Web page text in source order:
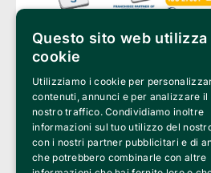
Clappit is a trademark of:
Bemils Srl
a Socio Unico
Via Fosse Ardeatine, 4 -20092 Cinisello
PI 05589050961
Iscr. C.C.I.A.A. Milano R.E.A. 1833471
© 2010-2025 Bemils Srl - All rights reserved
Questo sito web utilizza
cookie
Utilizziamo i cookie per
contenuti, annunci e per analizzare il
nostro traffico. Condividiamo inoltre
informazioni sul tuo utilizzo del
con i nostri partner pubblicitari e di
che potrebbero combinarle con altre